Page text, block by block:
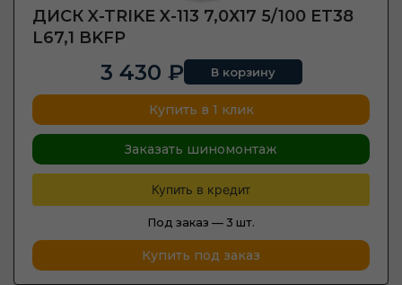
ДИСК X-TRIKE X-113 7,0Х17 5/100 ET38
L67,1 BKFP
3 430 ₽ В корзину
Купить в 1 клик
Заказать шиномонтаж
Купить в кредит
Под заказ — 3 шт.
Купить под заказ